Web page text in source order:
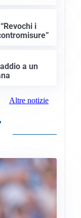
i
a un
Altre notizie